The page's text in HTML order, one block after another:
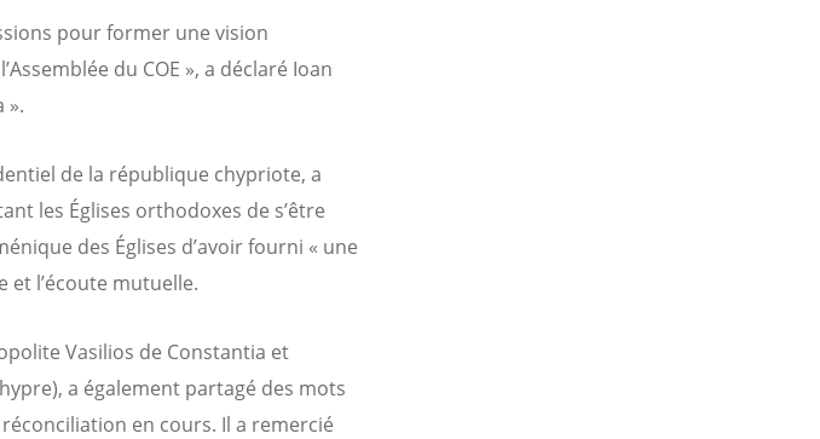
pour former une vision
du COE », a déclaré Ioan
».
de la république chypriote, a
les Églises orthodoxes de s’être
des Églises d’avoir fourni « une
l’écoute mutuelle.
Vasilios de Constantia et
a également partagé des mots
en cours. Il a remercié